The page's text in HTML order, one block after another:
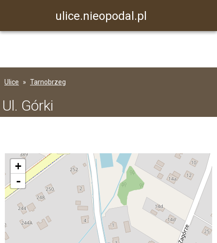
ulice.nieopodal.pl
Ulice Tarnobrzeg
Ul. Górki
+
-